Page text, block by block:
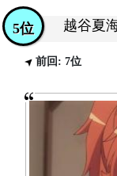
越谷夏
5位
前回: 7位